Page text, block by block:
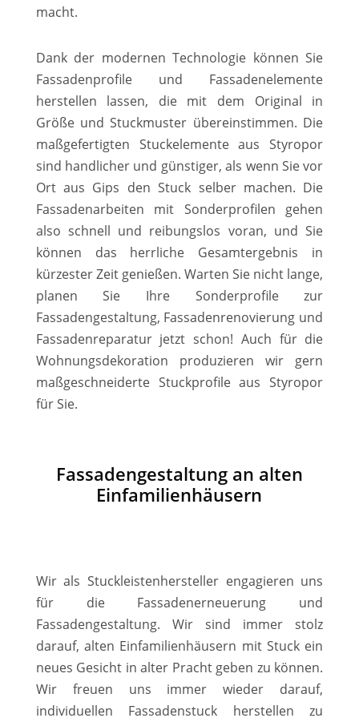
macht.
Dank der modernen Technologie können Sie
Fassadenprofile und Fassadenelemente
herstellen lassen, die mit dem Original in
Größe und Stuckmuster übereinstimmen. Die
maßgefertigten Stuckelemente aus Styropor
sind handlicher und günstiger, als wenn Sie vor
Ort aus Gips den Stuck selber machen. Die
Fassadenarbeiten mit Sonderprofilen gehen
also schnell und reibungslos voran, und Sie
können das herrliche Gesamtergebnis in
kürzester Zeit genießen. Warten Sie nicht lange,
planen Sie Ihre Sonderprofile zur
Fassadengestaltung, Fassadenrenovierung und
Fassadenreparatur jetzt schon! Auch für die
Wohnungsdekoration produzieren wir gern
maßgeschneiderte Stuckprofile aus Styropor
für Sie.
Fassadengestaltung an alten
Einfamilienhäusern
Wir als Stuckleistenhersteller engagieren uns
für die Fassadenerneuerung und
Fassadengestaltung. Wir sind immer stolz
darauf, alten Einfamilienhäusern mit Stuck ein
neues Gesicht in alter Pracht geben zu können.
Wir freuen uns immer wieder darauf,
individuellen Fassadenstuck herstellen zu